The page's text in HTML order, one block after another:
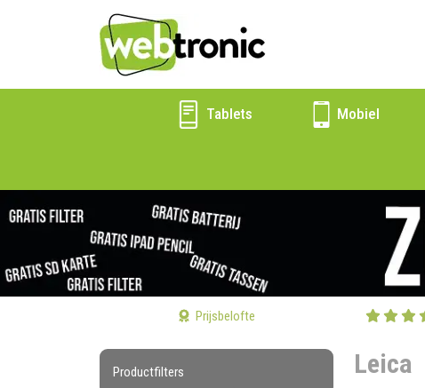
Tablets Mobiel
Prijsbelofte
Productfilters Leica